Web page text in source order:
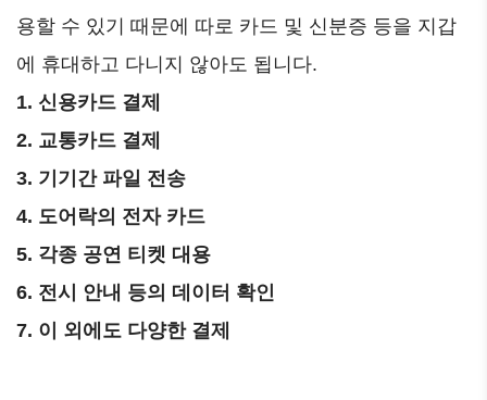
용할 수 있기 때문에 따로 카드 및 신분증 등을 지갑
에 휴대하고 다니지 않아도 됩니다.
1. 신용카드 결제
2. 교통카드 결제
3. 기기간 파일 전송
4. 도어락의 전자 카드
5. 각종 공연 티켓 대용
6. 전시 안내 등의 데이터 확인
7. 이 외에도 다양한 결제